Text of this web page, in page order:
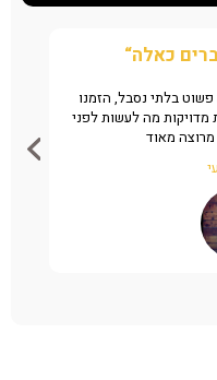
פשוט בלתי נסבל, הזמנו
מדויקות מה לעשות לפני